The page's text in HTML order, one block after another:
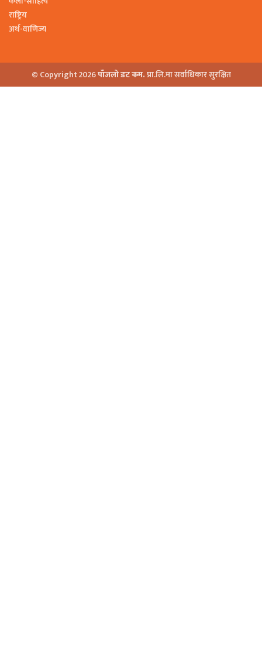
राष्ट्रिय
अर्थ-वाणिज्य
© Copyright 2026पाँजलो डट कम.प्रा.लि.मा सर्वाधिकार सुरक्षित